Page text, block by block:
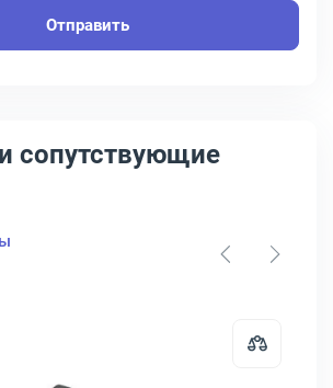
Отправить
сопутствующие